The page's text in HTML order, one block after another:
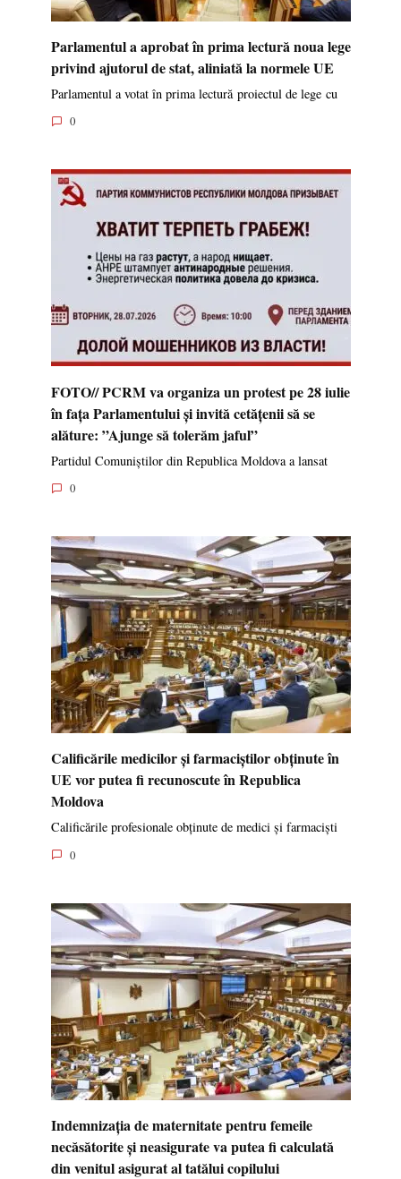
Parlamentul a aprobat în prima lectură noua lege
privind ajutorul de stat, aliniată la normele UE
Parlamentul a votat în prima lectură proiectul de lege cu
0
FOTO// PCRM va organiza un protest pe 28 iulie
în fața Parlamentului și invită cetățenii să se
alăture: ”Ajunge să tolerăm jaful”
Partidul Comuniștilor din Republica Moldova a lansat
0
Calificările medicilor și farmaciștilor obținute în
UE vor putea fi recunoscute în Republica
Moldova
Calificările profesionale obținute de medici și farmaciști
0
Indemnizația de maternitate pentru femeile
necăsătorite și neasigurate va putea fi calculată
din venitul asigurat al tatălui copilului